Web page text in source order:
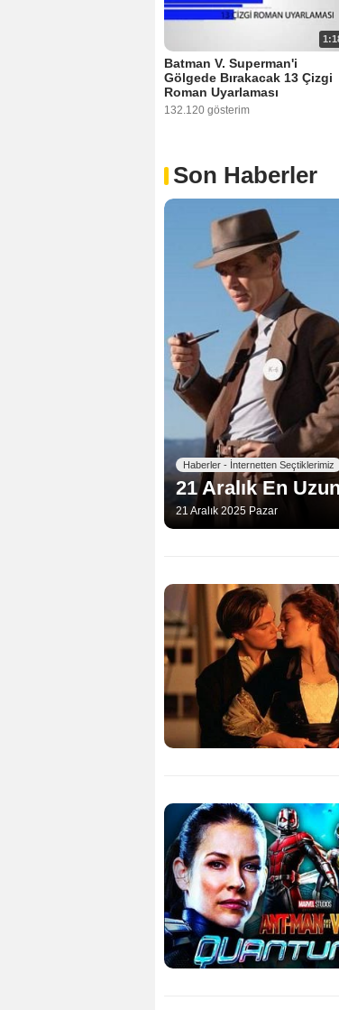
Batman V. Superman'i
Gölgede Bırakacak 13 Çizgi
Roman Uyarlaması
132.120 gösterim
Son Haberler
Haberler - İnternetten Seçtiklerimiz
21 Aralık En
21 Aralık 2025 Pazar